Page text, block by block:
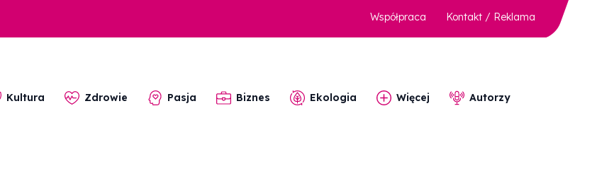
Współpraca Kontakt / Reklama
Kultura Zdrowie Pasja Biznes Ekologia Więcej Autorzy